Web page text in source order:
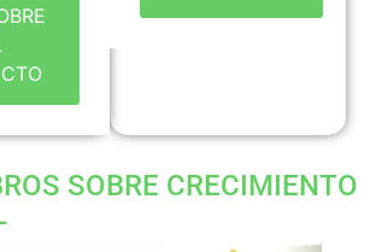
SOBRE CRECIMIENTO